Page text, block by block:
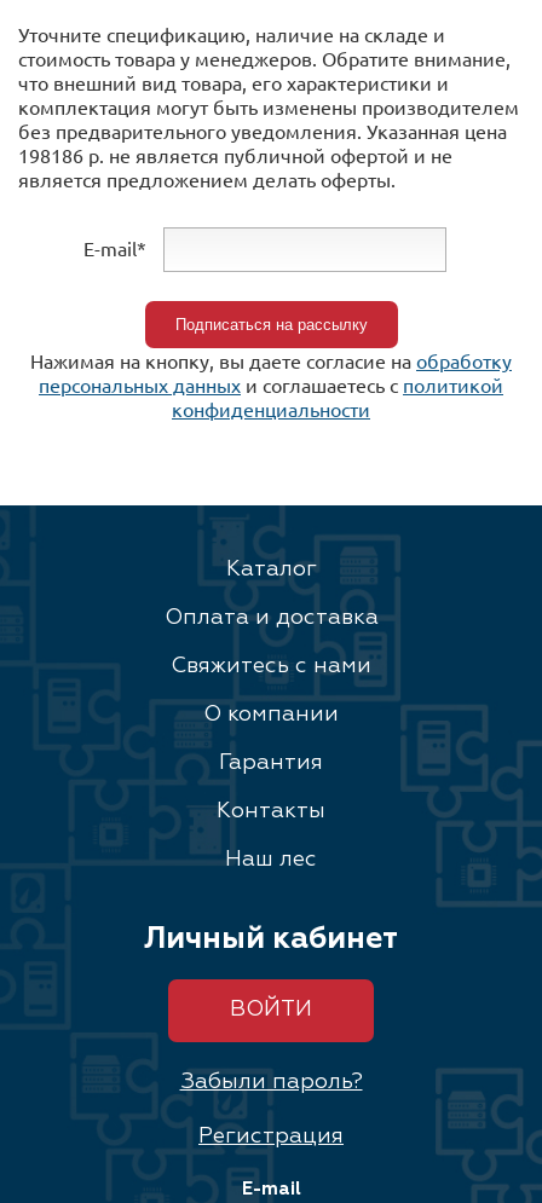
Уточните спецификацию, наличие на складе и
стоимость товара у менеджеров. Обратите внимание,
что внешний вид товара, его характеристики и
комплектация могут быть изменены производителем
без предварительного уведомления. Указанная цена
198186 р. не является публичной офертой и не
является предложением делать оферты.
E-mail*
Нажимая на кнопку, вы даете согласие на обработку
персональных данных и соглашаетесь c политикой
конфиденциальности
Каталог
Оплата и доставка
Свяжитесь с нами
О компании
Гарантия
Контакты
Наш лес
Личный кабинет
ВОЙТИ
Забыли пароль?
Регистрация
E-mail